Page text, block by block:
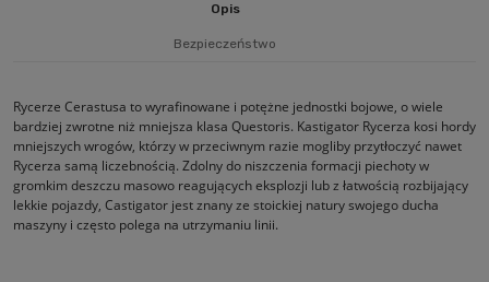
Opis
Bezpieczeństwo
Rycerze Cerastusa to wyrafinowane i potężne jednostki bojowe, o wiele
bardziej zwrotne niż mniejsza klasa Questoris. Kastigator Rycerza kosi hordy
mniejszych wrogów, którzy w przeciwnym razie mogliby przytłoczyć nawet
Rycerza samą liczebnością. Zdolny do niszczenia formacji piechoty w
gromkim deszczu masowo reagujących eksplozji lub z łatwością rozbijający
lekkie pojazdy, Castigator jest znany ze stoickiej natury swojego ducha
maszyny i często polega na utrzymaniu linii.